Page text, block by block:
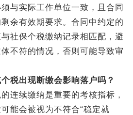
实际工作单位一致，且合同
余有效期要求。合同中约定的
社保个税缴纳记录相匹配，避
不符的情况，否则可能导致审
税出现断缴会影响落户吗？
续缴纳是重要的考核指标，
能会被视为不符合“稳定就